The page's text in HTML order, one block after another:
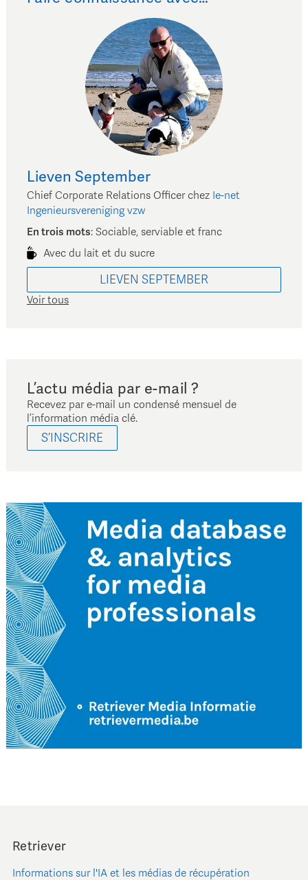
Lieven September
Chief Corporate Relations Officer chez Ie-net
Ingenieursvereniging vzw
En trois mots: Sociable, serviable et franc
Avec du lait et du sucre
LIEVEN SEPTEMBER
Voir tous
L’actu média par e-mail ?
Recevez par e-mail un condensé mensuel de
l’information média clé.
S’INSCRIRE
Retriever
Informations sur l'IA et les médias de récupération